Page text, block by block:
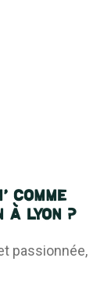
comme
à Lyon ?
passionnée,